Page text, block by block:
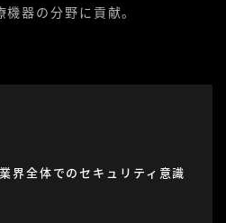
器の分野に貢献。
全体でのセキュリティ意識